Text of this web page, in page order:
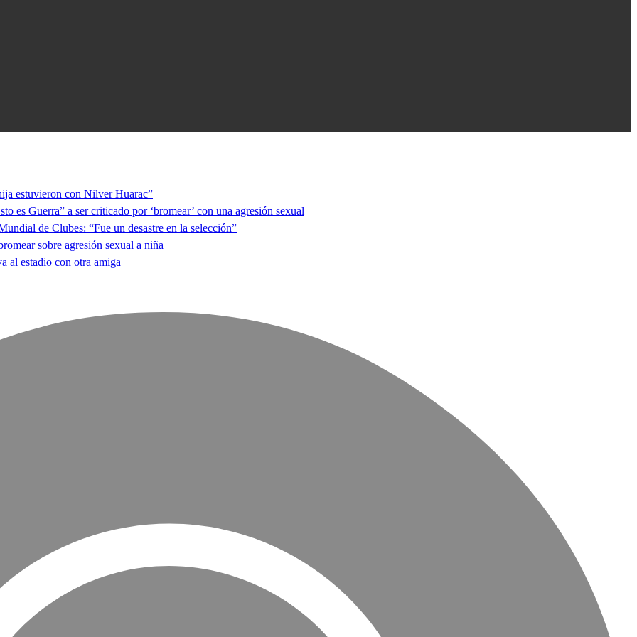
estuvieron con Nilver Huarac”
es Guerra” a ser criticado por ‘bromear’ con una agresión sexual
de Clubes: “Fue un desastre en la selección”
sobre agresión sexual a niña
al estadio con otra amiga